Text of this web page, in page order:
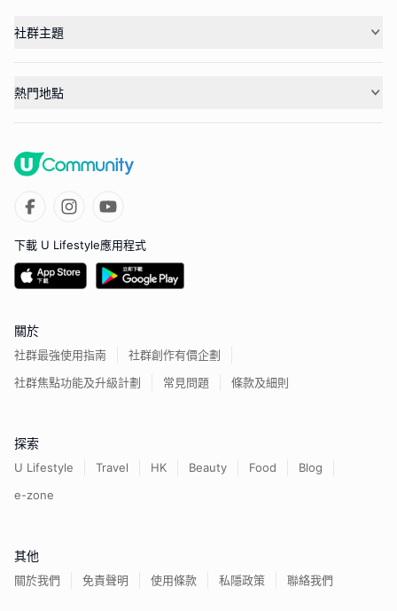
社群主題
熱門地點
下載 U Lifestyle應用程式
關於
社群最強使用指南
社群創作有價企劃
社群焦點功能及升級計劃
常見問題 條款及細則
探索
U Lifestyle Travel HK Beauty Food
Blog
e-zone
其他
關於我們 免責聲明 使用條款 私隱政策 聯絡我們